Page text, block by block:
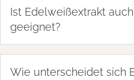
Ist Edelweißextrakt
geeignet?
Wie unterscheidet sich